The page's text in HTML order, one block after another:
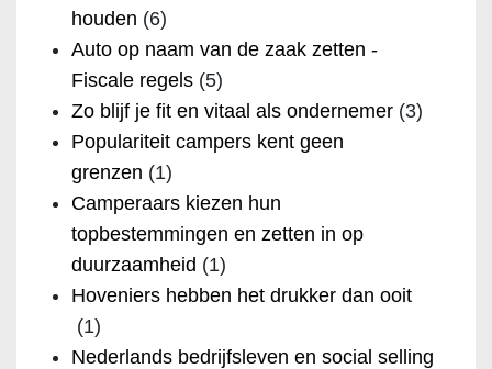
houden (6)
Auto op naam van de zaak zetten -
Fiscale regels (5)
Zo blijf je fit en vitaal als ondernemer (3)
Populariteit campers kent geen
grenzen (1)
Camperaars kiezen hun
topbestemmingen en zetten in op
duurzaamheid (1)
Hoveniers hebben het drukker dan ooit
(1)
Nederlands bedrijfsleven en social selling